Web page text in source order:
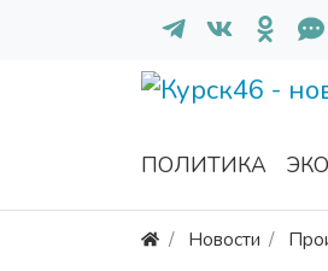
ПОЛИТИКА
Новости